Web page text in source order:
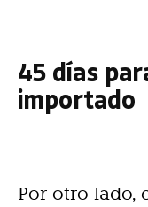
45 días
importado
Por otro lado,